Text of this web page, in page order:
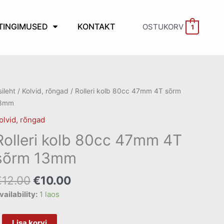
KONTAKT OSTUKORV 1
/ Kolvid, rõngad / Rolleri kolb 80cc 47mm 4T sõrm
rõngad
kolb 80cc 47mm 4T
13mm
12.00
Algne
oli:
€12.00.
€10.00
Current
1 laos